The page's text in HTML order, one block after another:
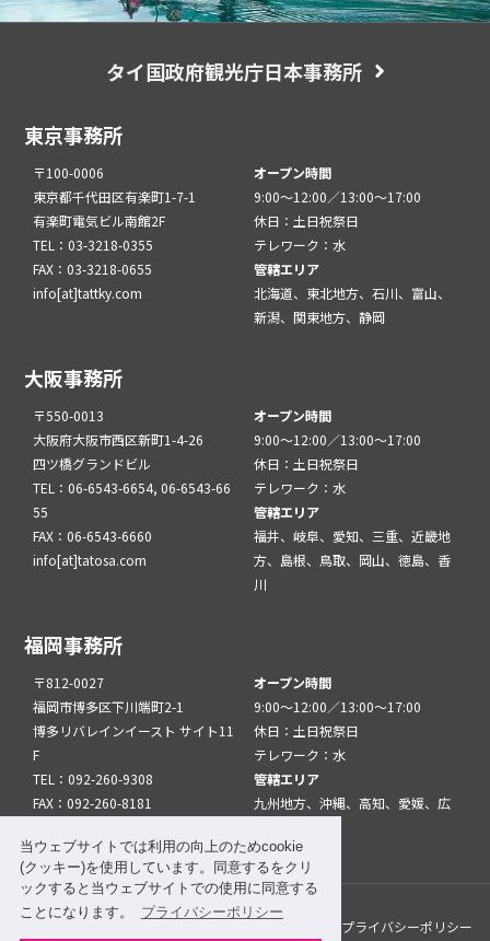
当ウェブサイトでは利用の向上のためcookie
(クッキー)を使用しています。同意するをクリ
ックすると当ウェブサイトでの使用に同意する
ことになります。
プライバシーポリシー
タイ国政府観光庁日本事務所
東京事務所
〒100-0006
東京都千代田区有楽町1-7-1
有楽町電気ビル南館2F
TEL：03-3218-0355
FAX：03-3218-0655
info[at]tattky.com
オープン時間
9:00～12:00／13:00～17:00
休日：土日祝祭日
テレワーク：水
管轄エリア
北海道、東北地方、石川、富山、
新潟、関東地方、静岡
大阪事務所
〒550-0013
大阪府大阪市西区新町1-4-26
四ツ橋グランドビル
TEL：06-6543-6654, 06-6543-66
55
FAX：06-6543-6660
info[at]tatosa.com
オープン時間
9:00～12:00／13:00～17:00
休日：土日祝祭日
テレワーク：水
管轄エリア
福井、岐阜、愛知、三重、近畿地
方、島根、鳥取、岡山、徳島、香
川
福岡事務所
〒812-0027
福岡市博多区下川端町2-1
博多リバレインイースト サイト11
F
TEL：092-260-9308
FAX：092-260-8181
オープン時間
9:00～12:00／13:00～17:00
休日：土日祝祭日
テレワーク：水
管轄エリア
九州地方、沖縄、高知、愛媛、広
このサイトについて プライバシーポリシー